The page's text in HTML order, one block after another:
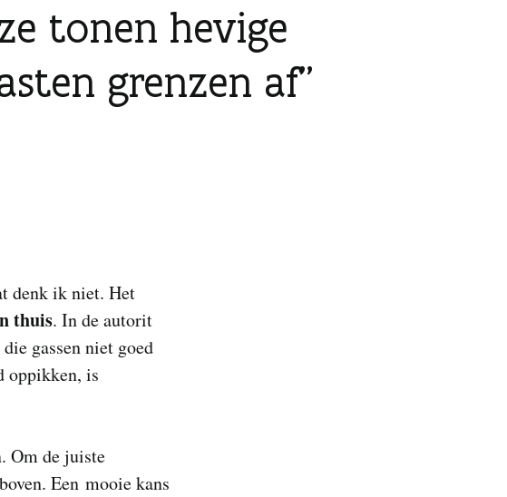
tonen hevige
grenzen af
denk ik niet. Het
thuis. In de autorit
gassen niet goed
oppikken, is
Om de juiste
Een mooie kans